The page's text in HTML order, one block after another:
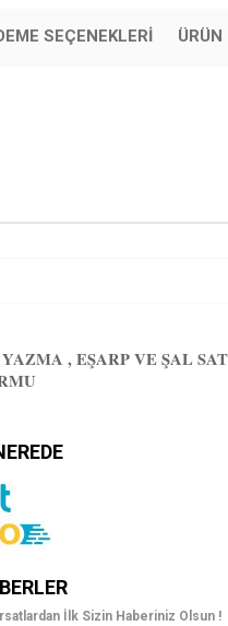
SEÇENEKLERI ÜRÜN
, EŞARP VE ŞAL
İlk Sizin Haberiniz Olsun !